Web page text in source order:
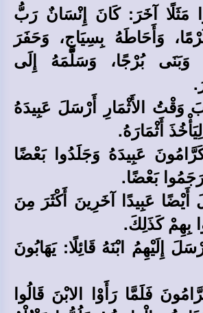
مَثَلًا آخَرَ: كَانَ إِنْسَانٌ رَبُّ
وَأَحَاطَهُ بِسِيَاجٍ، وَحَفَرَ
وَبَنَى بُرْجًا، وَسَلَّمَهُ إِلَى
وَقْتُ الأَثْمَارِ أَرْسَلَ عَبِيدَهُ
أَثْمَارَهُ.
عَبِيدَهُ وَجَلَدُوا بَعْضًا
بَعْضًا.
عَبِيدًا آخَرِينَ أَكْثَرَ مِنَ
بِهِمْ كَذَلِكَ.
إِلَيْهِمُ ابْنَهُ قَائِلًا: يَهَابُونَ
فَلَمَّا رَأَوْا الابْنَ قَالُوا